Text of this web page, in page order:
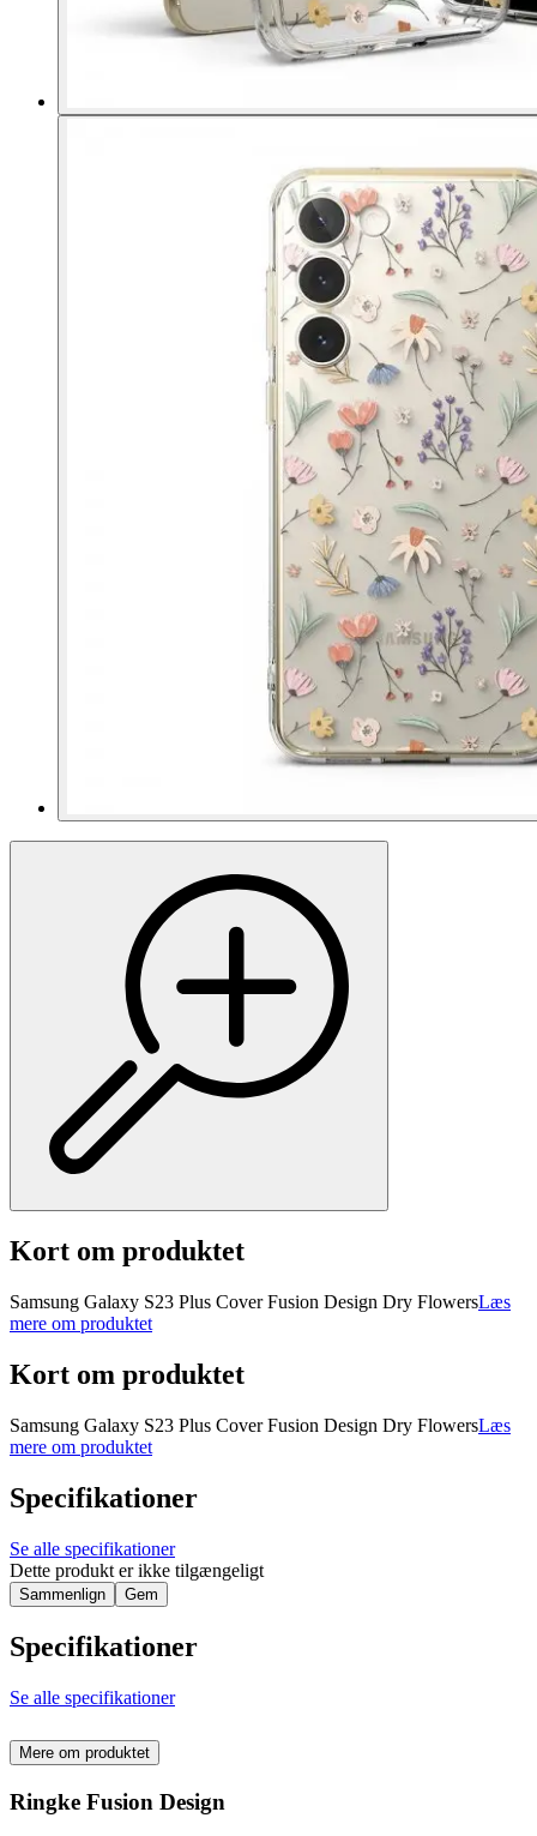
Kort om produktet
Samsung Galaxy S23 Plus Cover Fusion Design Dry FlowersLæs
mere om produktet
Kort om produktet
Samsung Galaxy S23 Plus Cover Fusion Design Dry FlowersLæs
mere om produktet
Specifikationer
Se alle specifikationer
Dette produkt er ikke tilgængeligt
Sammenlign Gem
Specifikationer
Se alle specifikationer
Mere om produktet
Ringke Fusion Design